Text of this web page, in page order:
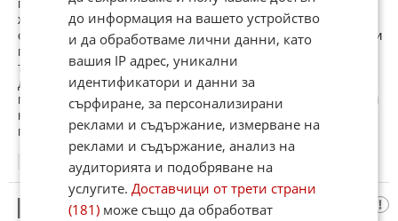
живота.Пускам бойлера и фурната в 8 вечерта , да си
оправят баланса на енергията , аз си плащам моето , не ми
пука.Откакто цените на дневна и нощна енергия са с
толкова малка разлика не ми пука кога ми топли бойлера ,
да се оправят.Откакто приватизираха енергото от уаз-ки
минаха на тойоти.Ей това е от нашият гръб.Да пускат нови
кабели , по-голямо сечение , няма да ми казват кво да
правя , а да си гледат работата те.
иххи
до информация на вашето устройство
и да обработваме лични данни, като
вашия IP адрес, уникални
идентификатори и данни за
сърфиране, за персонализирани
реклами и съдържание, измерване на
реклами и съдържание, анализ на
аудиторията и подобряване на
услугите.Доставчици от трети страни
(181) може също да обработват